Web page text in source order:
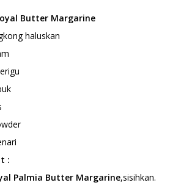
Butter Margarine
haluskan
:
Palmia Butter Margarine,sisihkan.